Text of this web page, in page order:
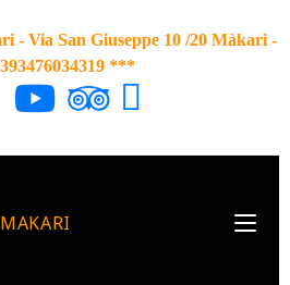
- Via San Giuseppe 10 /20 Màkari-
***